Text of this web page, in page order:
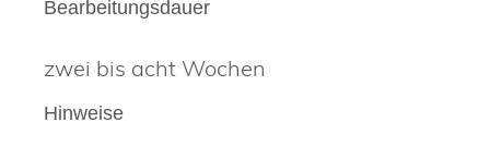
Bearbeitungsdauer
zwei bis acht Wochen
Hinweise